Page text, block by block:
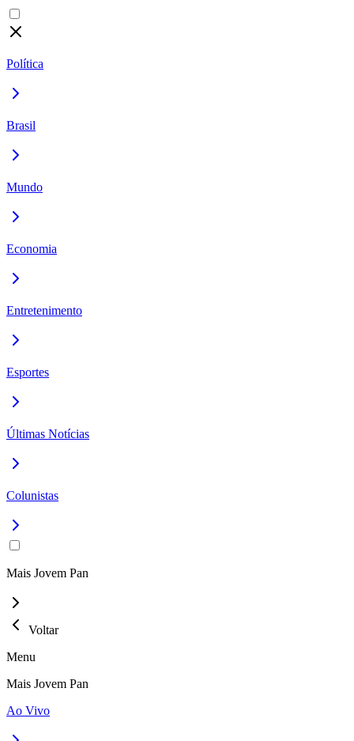
Política
Brasil
Mundo
Economia
Entretenimento
Esportes
Últimas Notícias
Colunistas
Mais Jovem Pan
Voltar
Menu
Mais Jovem Pan
Ao Vivo